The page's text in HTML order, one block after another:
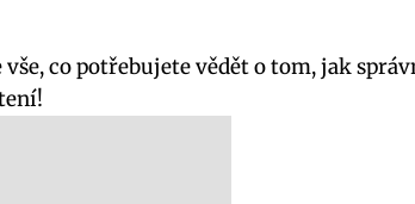
co potřebujete vědět o tom, jak